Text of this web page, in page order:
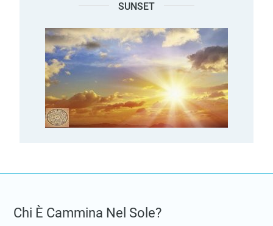
SUNSET
Chi È Cammina Nel Sole?